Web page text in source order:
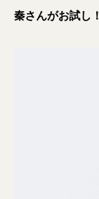
秦さんがお試し！